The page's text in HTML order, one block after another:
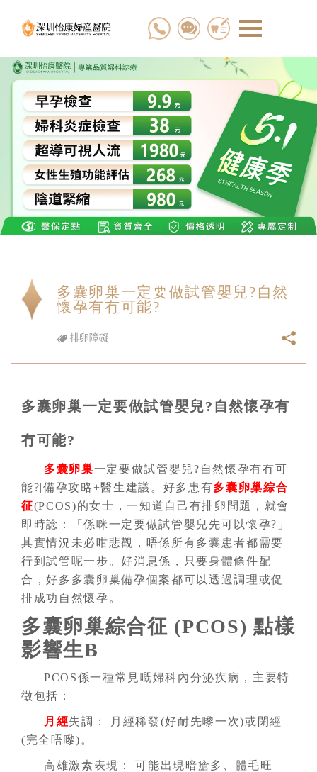
多囊卵巢一定要做試管嬰兒?自然
懷孕有冇可能?
排卵障礙
多囊卵巢一定要做試管嬰兒?自然懷孕有
冇可能?
多囊卵巢一定要做試管嬰兒?自然懷孕有冇可
能?|備孕攻略+醫生建議。好多患有多囊卵巢綜合
征(PCOS)的女士，一知道自己有排卵問題，就會
即時諗：「係咪一定要做試管嬰兒先可以懷孕?」
其實情況未必咁悲觀，唔係所有多囊患者都需要
行到試管呢一步。好消息係，只要身體條件配
合，好多多囊卵巢備孕個案都可以透過調理或促
排成功自然懷孕。
多囊卵巢綜合征 (PCOS) 點樣
影響生B
PCOS係一種常見嘅婦科內分泌疾病，主要特
徵包括：
月經失調： 月經稀發(好耐先嚟一次)或閉經
(完全唔嚟)。
高雄激素表現： 可能出現暗瘡多、體毛旺